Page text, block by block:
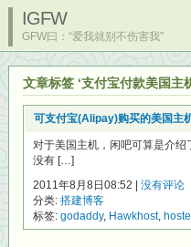
IGFW
GFW曰：“爱我就别不伤害我”
文章标签 ‘支付宝付款美国主
可支付宝(Alipay)购买的美国主
对于美国主机，闲吧可算是介
没有 […]
2011年8月8日08:52 | 没有评论
分类: 搭建博客
标签: godaddy, Hawkhost,